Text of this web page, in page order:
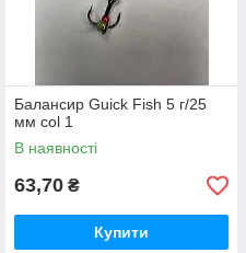
Балансир Guick Fish 5 г/25
мм col 1
В наявності
63,70 ₴
Купити